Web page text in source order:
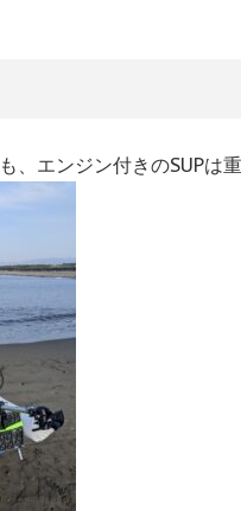
、エンジン付きのSUPは